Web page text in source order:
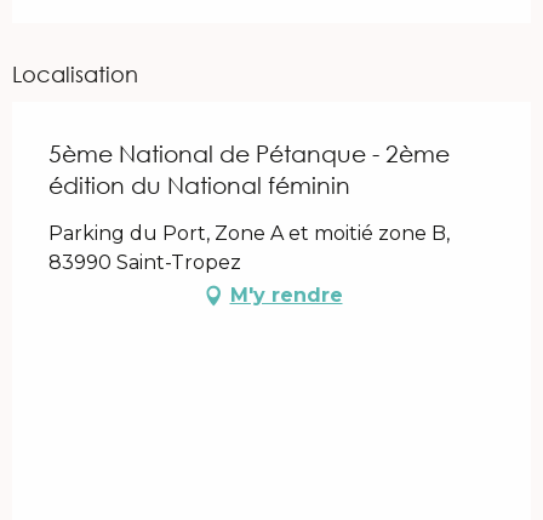
Localisation
5ème National de Pétanque - 2ème
édition du National féminin
Parking du Port, Zone A et moitié zone B,
83990 Saint-Tropez
M'y rendre